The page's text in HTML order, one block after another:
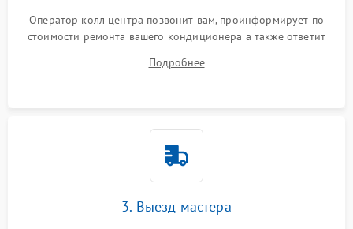
Оператор колл центра позвонит вам, проинформирует по
стоимости ремонта вашего кондиционера а также ответит
Подробнее
3. Выезд мастера